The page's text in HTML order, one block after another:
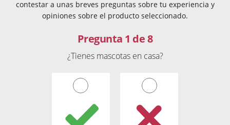
contestar a unas breves preguntas sobre tu experiencia y
opiniones sobre el producto seleccionado.
Pregunta 1 de 8
¿Tienes mascotas en casa?